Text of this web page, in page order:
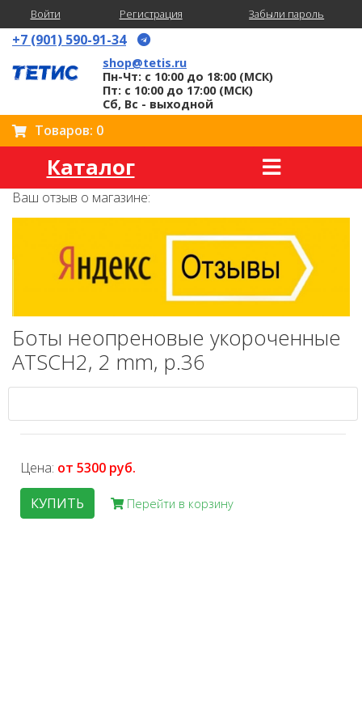
Войти Регистрация Забыли пароль
+7 (901) 590-91-34
shop@tetis.ru
Пн-Чт: с 10:00 до 18:00 (МСК)
Пт: с 10:00 до 17:00 (МСК)
Сб, Вс - выходной
Товаров: 0
Каталог
Ваш отзыв о магазине:
Боты неопреновые укороченные
ATSCH2, 2 mm, р.36
Цена: от 5300 руб.
КУПИТЬ
Перейти в корзину